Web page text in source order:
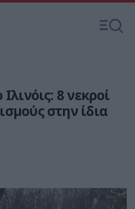
8 νεκροί
στην ίδια